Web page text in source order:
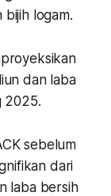
logam.
dan laba
2025.
sebelum
dari
laba bersih